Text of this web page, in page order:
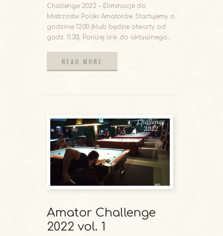
Challenge 2022 – Eliminacje do
Mistrzostw Polski Amatorów. Startujemy o
godzinie 12:00 (klub będzie otwarty od
godz. 11:30). Poniżej link do aktualnego...
READ MORE
Amator Challenge
2022 vol. 1